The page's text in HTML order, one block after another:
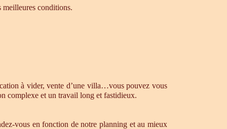
meilleures conditions.
à vider, vente d’une villa…vous pouvez vous
complexe et un travail long et fastidieux.
vous en fonction de notre planning et au mieux